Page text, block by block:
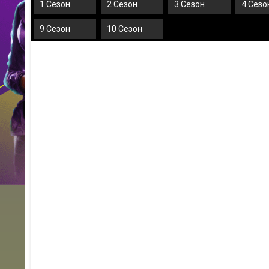
1 Сезон 2 Сезон 3 Сезон 4
9 Сезон 10 Сезон